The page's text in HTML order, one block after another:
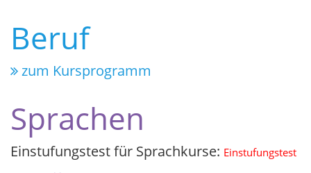
Beruf
zum Kursprogramm
Sprachen
Einstufungstest für Sprachkurse: Einstufungstest